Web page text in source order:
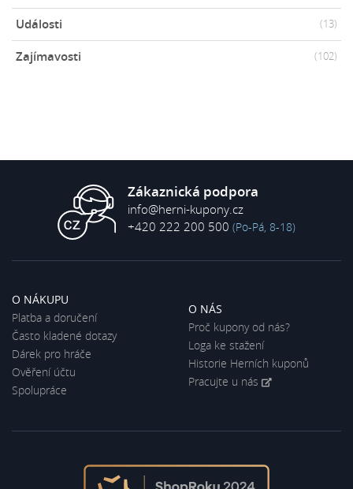
Události (13)
Zajímavosti (102)
Zákaznická podpora
info@herni-kupony.cz
+420 222 200 500 (Po-Pá, 8-18)
O NÁKUPU
Platba a doručení
Často kladené dotazy
Dárek pro hráče
Ověření účtu
Spolupráce
O NÁS
Proč kupony od nás?
Loga ke stažení
Historie Herních kuponů
Pracujte u nás